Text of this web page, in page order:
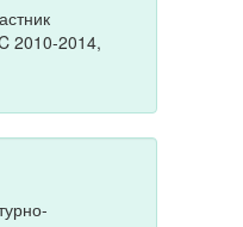
2010-2014,